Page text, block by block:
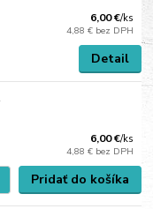
6,00 €/ks
4,88 € bez DPH
Detail
6,00 €/ks
4,88 € bez DPH
Pridať do košíka